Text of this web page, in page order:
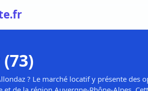
? Le marché locatif y présente des